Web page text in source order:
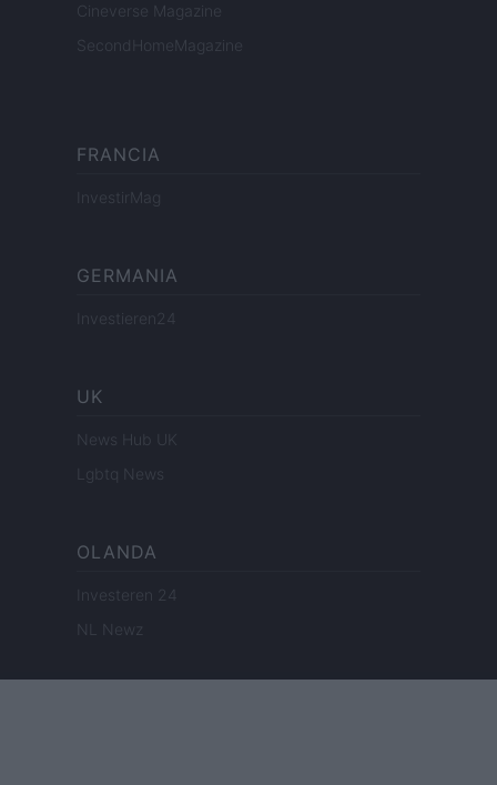
Cineverse Magazine
SecondHomeMagazine
FRANCIA
InvestirMag
GERMANIA
Investieren24
UK
News Hub UK
Lgbtq News
OLANDA
Investeren 24
NL Newz